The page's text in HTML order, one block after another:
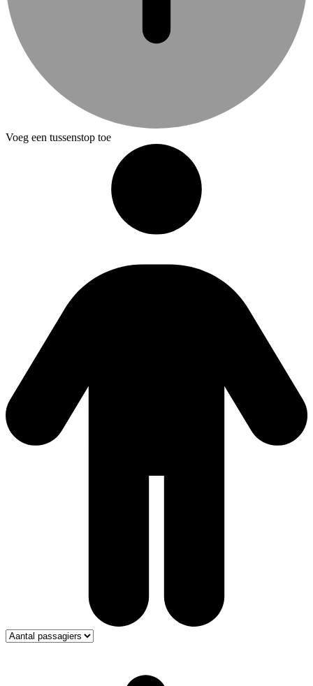
Voeg een tussenstop toe